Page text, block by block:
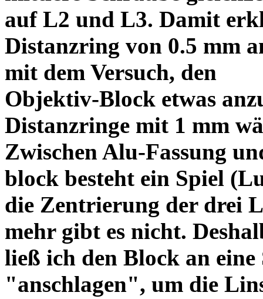
auf L2 und L3. Damit
Distanzring von 0.5 mm
mit dem Versuch, den
Objektiv-Block etwas
Distanzringe mit 1 mm
Zwischen Alu-Fassung
block besteht ein Spiel
die Zentrierung der drei
mehr gibt es nicht.
ließ ich den Block an eine
"anschlagen", um die